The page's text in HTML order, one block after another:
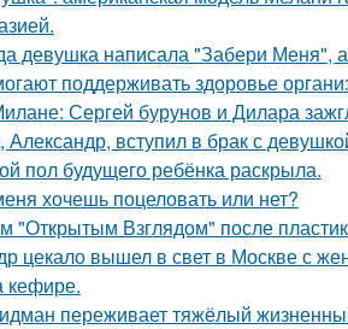
девушка написала "Забери Меня",
поддерживать здоровье
Сергей бурунов и Дилара
вступил в брак с
пол будущего ребёнка раскрыла.
хочешь поцеловать или нет?
"Открытым Взглядом" после
цекало вышел в свет в Москве с
кефире.
переживает тяжёлый